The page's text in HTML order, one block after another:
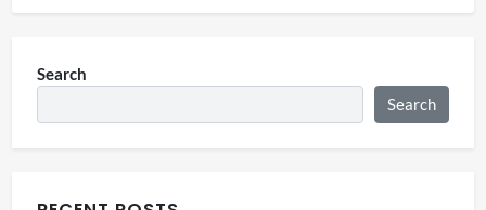
Search
Search